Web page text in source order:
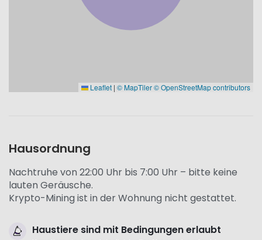
Leaflet | © MapTiler© OpenStreetMap contributors
Hausordnung
Nachtruhe von 22:00 Uhr bis 7:00 Uhr – bitte keine
lauten Geräusche.
Krypto-Mining ist in der Wohnung nicht gestattet.
Haustiere sind mit Bedingungen erlaubt